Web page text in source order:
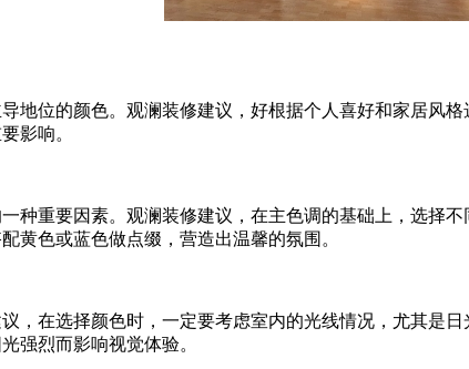
地位的颜色。观澜装修建议，好根据个人喜好和家居风
影响。
种重要因素。观澜装修建议，在主色调的基础上，选择
黄色或蓝色做点缀，营造出温馨的氛围。
，在选择颜色时，一定要考虑室内的光线情况，尤其是
强烈而影响视觉体验。